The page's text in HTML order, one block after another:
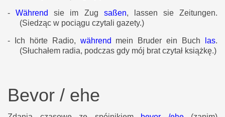
- Währendsie im Zug saßen, lassen sie Zeitungen.
(Siedząc w pociągu czytali gazety.)
- Ich hörte Radio, während mein Bruder ein Buch las.
(Słuchałem radia, podczas gdy mój brat czytał książkę.)
Bevor / ehe